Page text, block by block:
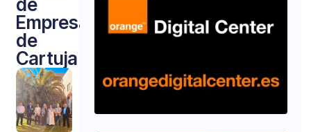
de
Empresarios
de
Cartuja